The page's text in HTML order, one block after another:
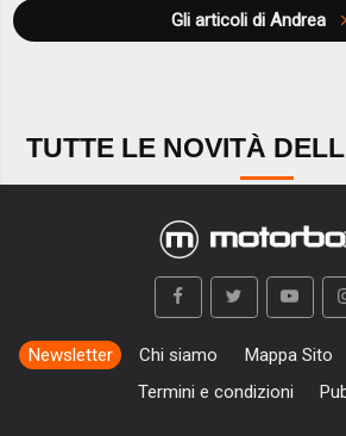
Gli articoli di Andrea
TUTTE LE NOVITÀ
Newsletter Chi siamo Mappa Sito
Termini e condizioni